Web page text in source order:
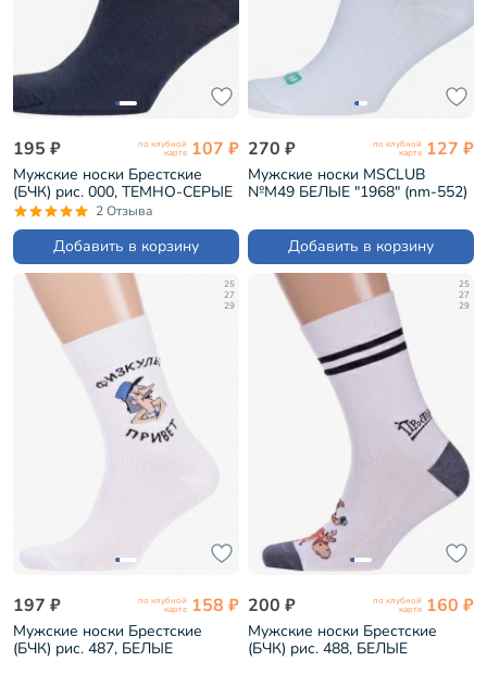
195 ₽ по клубной
карте 107 ₽
Мужские носки Брестские
(БЧК) рис. 000, ТЕМНО-СЕРЫЕ
(14С2124)
2 Отзыва
Добавить в корзину
270 ₽ по клубной
карте 127 ₽
Мужские носки MSCLUB
№М49 БЕЛЫЕ "1968" (nm-552)
Добавить в корзину
25
27
29
197 ₽ по клубной
карте 158 ₽
Мужские носки Брестские
(БЧК) рис. 487, БЕЛЫЕ
25
27
29
200 ₽ по клубной
карте 160 ₽
Мужские носки Брестские
(БЧК) рис. 488, БЕЛЫЕ